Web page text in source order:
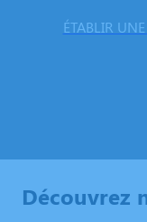
ÉTABLIR
Découvrez